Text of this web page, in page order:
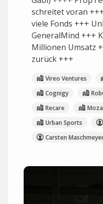
schreitet voran
viele Fonds +++
GeneralMind +++
Millionen Umsatz
zurück +++
Vireo Ventures
Cognigy
Recare
Urban Sports
Carsten